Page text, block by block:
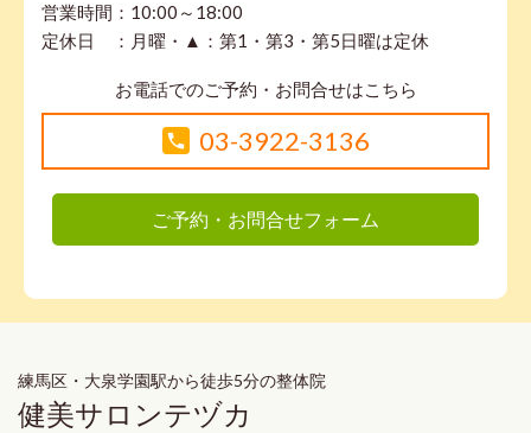
営業時間：10:00～18:00
定休日 ：月曜・▲：第1・第3・第5日曜は定休
お電話でのご予約・お問合せはこちら
03-3922-3136
ご予約・お問合せフォーム
練馬区・大泉学園駅から徒歩5分の整体院
健美サロンテヅカ